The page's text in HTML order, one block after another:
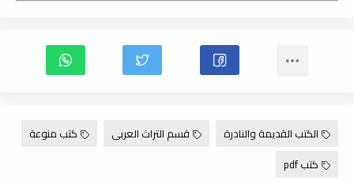
الكتب القديمة والنادرة قسم التراث العربى
كتب منوعة
كتب pdf